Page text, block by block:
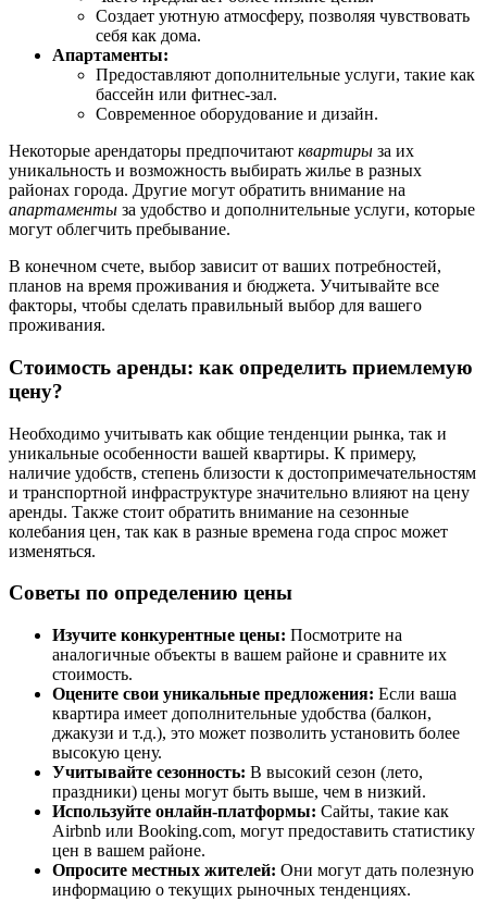
Создает уютную атмосферу, позволяя чувствовать
себя как дома.
Апартаменты:
Предоставляют дополнительные услуги, такие как
бассейн или фитнес-зал.
Современное оборудование и дизайн.
Некоторые арендаторы предпочитают квартиры за их
уникальность и возможность выбирать жилье в разных
районах города. Другие могут обратить внимание на
апартаменты за удобство и дополнительные услуги, которые
могут облегчить пребывание.
В конечном счете, выбор зависит от ваших потребностей,
планов на время проживания и бюджета. Учитывайте все
факторы, чтобы сделать правильный выбор для вашего
проживания.
Стоимость аренды: как определить приемлемую
цену?
Необходимо учитывать как общие тенденции рынка, так и
уникальные особенности вашей квартиры. К примеру,
наличие удобств, степень близости к достопримечательностям
и транспортной инфраструктуре значительно влияют на цену
аренды. Также стоит обратить внимание на сезонные
колебания цен, так как в разные времена года спрос может
изменяться.
Советы по определению цены
Изучите конкурентные цены: Посмотрите на
аналогичные объекты в вашем районе и сравните их
стоимость.
Оцените свои уникальные предложения: Если ваша
квартира имеет дополнительные удобства (балкон,
джакузи и т.д.), это может позволить установить более
высокую цену.
Учитывайте сезонность: В высокий сезон (лето,
праздники) цены могут быть выше, чем в низкий.
Используйте онлайн-платформы: Сайты, такие как
Airbnb или Booking.com, могут предоставить статистику
цен в вашем районе.
Опросите местных жителей: Они могут дать полезную
информацию о текущих рыночных тенденциях.